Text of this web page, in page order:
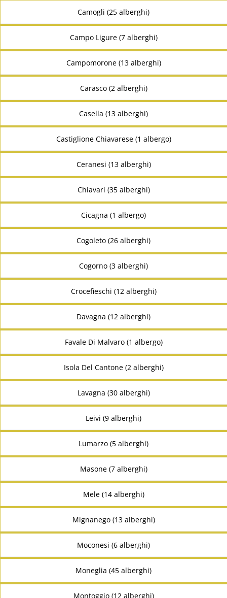
Camogli (25 alberghi)
Campo Ligure (7 alberghi)
Campomorone (13 alberghi)
Carasco (2 alberghi)
Casella (13 alberghi)
Castiglione Chiavarese (1 albergo)
Ceranesi (13 alberghi)
Chiavari (35 alberghi)
Cicagna (1 albergo)
Cogoleto (26 alberghi)
Cogorno (3 alberghi)
Crocefieschi (12 alberghi)
Davagna (12 alberghi)
Favale Di Malvaro (1 albergo)
Isola Del Cantone (2 alberghi)
Lavagna (30 alberghi)
Leivi (9 alberghi)
Lumarzo (5 alberghi)
Masone (7 alberghi)
Mele (14 alberghi)
Mignanego (13 alberghi)
Moconesi (6 alberghi)
Moneglia (45 alberghi)
Montoggio (12 alberghi)